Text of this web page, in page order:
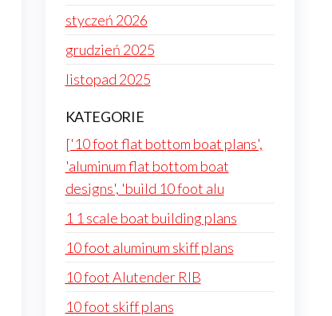
styczeń 2026
grudzień 2025
listopad 2025
KATEGORIE
['10 foot flat bottom boat plans',
'aluminum flat bottom boat
designs', 'build 10 foot alu
1 1 scale boat building plans
10 foot aluminum skiff plans
10 foot Alutender RIB
10 foot skiff plans